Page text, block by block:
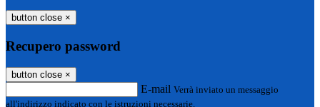
button close ×
Recupero password
button close ×
E-mail Verrà inviato un messaggio
all'indirizzo indicato con le istruzioni necessarie.